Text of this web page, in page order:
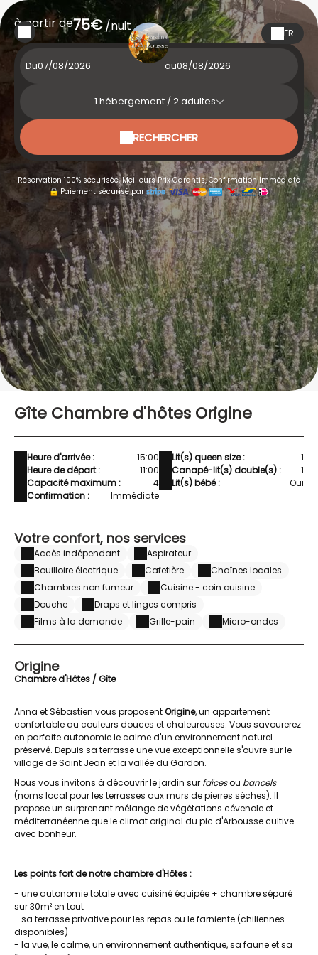
FR
à partir de75€/nuit
Du au
1 hébergement /2adultes
RECHERCHER
Réservation 100% sécurisée, Meilleurs Prix Garantis, Confirmation Immédiate
Paiement sécurisé par
Gîte Chambre d'hôtes Origine
Heure d'arrivée :
15:00
Heure de départ :
11:00
Capacité maximum :
4
Confirmation :
Immédiate
Lit(s) queen size :
1
Canapé-lit(s) double(s) :
1
Lit(s) bébé :
Oui
Votre confort, nos services
Accès indépendant
Aspirateur
Bouilloire électrique
Cafetière
Chaînes locales
Chambres non fumeur
Cuisine - coin cuisine
Douche
Draps et linges compris
Films à la demande
Grille-pain Micro-ondes
Origine
Chambre d'Hôtes / Gîte
Anna et Sébastien vous proposentOrigine, un appartement
confortable au couleurs douces et chaleureuses. Vous savourerez
en parfaite autonomie le calme d'un environnement naturel
préservé. Depuis sa terrasse une vue exceptionnelle s'ouvre sur le
village de Saint Jean et la vallée du Gardon.
Nous vous invitons à découvrir le jardin sur faïcesou bancels
(noms local pour les terrasses aux murs de pierres sèches). Il
propose un surprenant mélange de végétations cévenole et
méditerranéenne que le climat original du pic d'Arbousse cultive
avec bonheur.
Les points fort de notre chambre d'Hôtes :
- une autonomie totale avec cuisiné équipée + chambre séparé
sur 30m² en tout
- sa terrasse privative pour les repas ou le farniente (chiliennes
disponibles)
- la vue, le calme, un environnement authentique, sa faune et sa